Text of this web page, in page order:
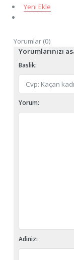
Yeni Ekle
Yorumlar (0)
Yorumlarınızı
Baslik:
Yorum:
Adiniz: